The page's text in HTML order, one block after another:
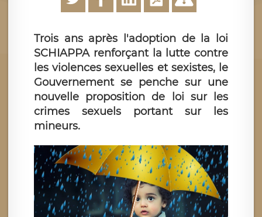
Trois ans après l'adoption de la loi
SCHIAPPA renforçant la lutte contre
les violences sexuelles et sexistes, le
Gouvernement se penche sur une
nouvelle proposition de loi sur les
crimes sexuels portant sur les
mineurs.